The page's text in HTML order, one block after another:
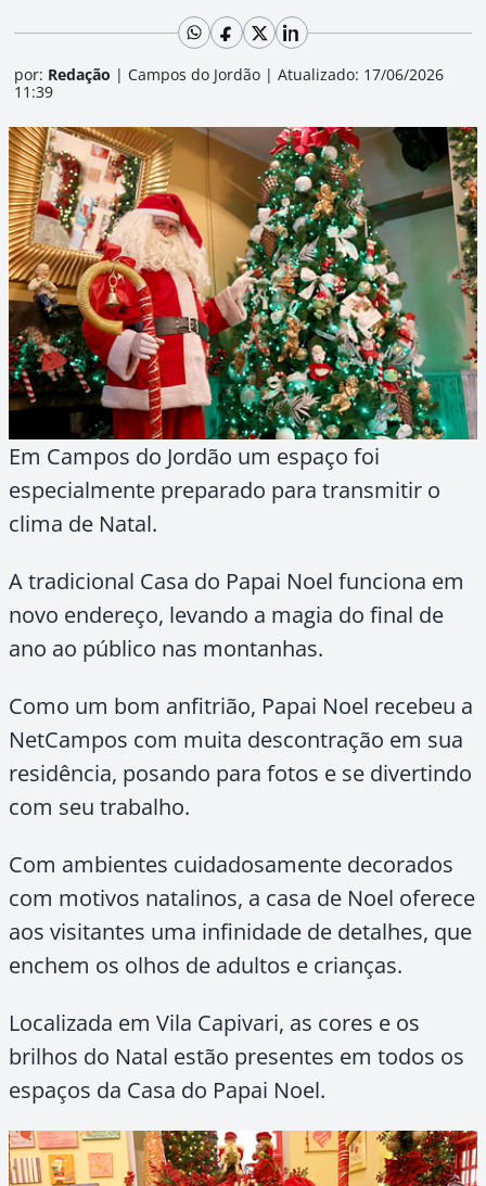
por: Redação | Campos do Jordão | Atualizado: 17/06/2026
11:39
Em Campos do Jordão um espaço foi
especialmente preparado para transmitir o
clima de Natal.
A tradicional Casa do Papai Noel funciona em
novo endereço, levando a magia do final de
ano ao público nas montanhas.
Como um bom anfitrião, Papai Noel recebeu a
NetCampos com muita descontração em sua
residência, posando para fotos e se divertindo
com seu trabalho.
Com ambientes cuidadosamente decorados
com motivos natalinos, a casa de Noel oferece
aos visitantes uma infinidade de detalhes, que
enchem os olhos de adultos e crianças.
Localizada em Vila Capivari, as cores e os
brilhos do Natal estão presentes em todos os
espaços da Casa do Papai Noel.